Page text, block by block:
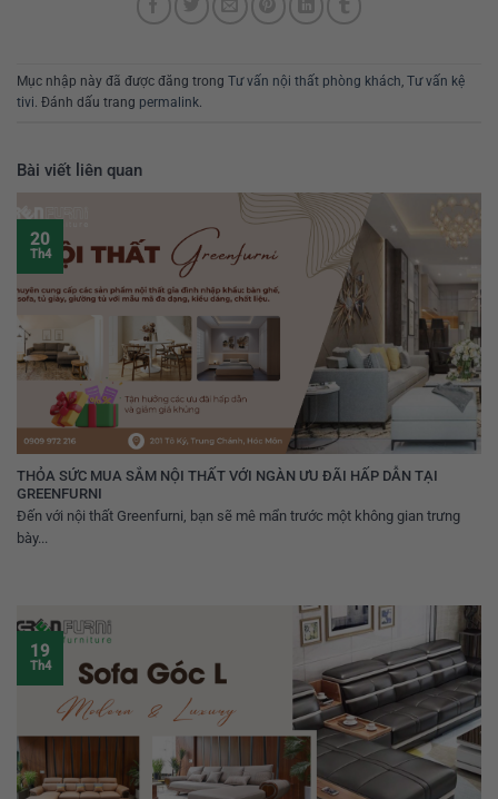
Mục nhập này đã được đăng trong Tư vấn nội thất phòng khách, Tư vấn kệ
tivi. Đánh dấu trang permalink.
Bài viết liên quan
THỎA SỨC MUA SẮM NỘI THẤT VỚI NGÀN ƯU ĐÃI HẤP DẪN TẠI
GREENFURNI
Đến với nội thất Greenfurni, bạn sẽ mê mẩn trước một không gian trưng
bày...
20
Th4
19
Th4